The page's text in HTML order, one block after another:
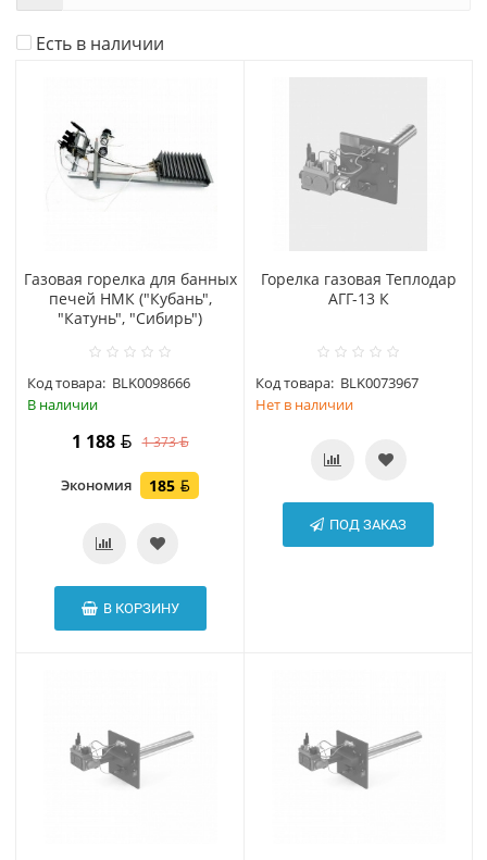
Есть в наличии
Газовая горелка для банных
печей НМК ("Кубань",
"Катунь", "Сибирь")
Код товара: BLK0098666
В наличии
1 188 1 373
Экономия 185
В КОРЗИНУ
Горелка газовая Теплодар
АГГ-13 К
Код товара: BLK0073967
Нет в наличии
ПОД ЗАКАЗ